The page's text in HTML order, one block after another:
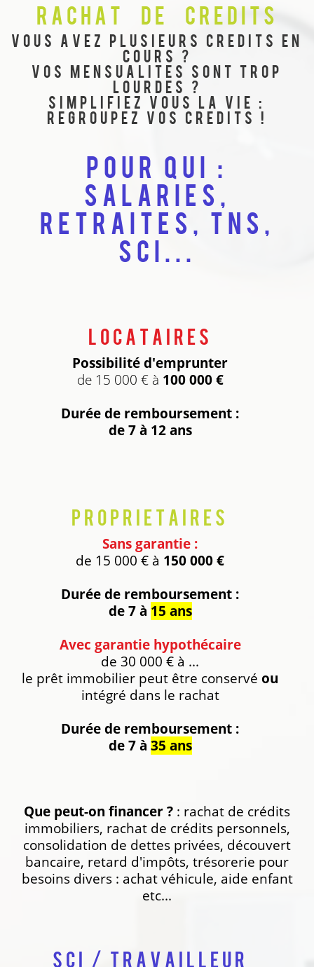
Rachat de credits
Vous avez plusieurs credits en
cours ?
Vos mensualites sont trop
lourdes ?
Simplifiez vous la vie :
regroupez vos credits !
pour qui :
Salaries,
retraites, TNS,
SCI...
Locataires
Possibilité d'emprunter
de 15 000 € à 100 000 €
Durée de remboursement :
de 7 à 12 ans
Proprietaires
Sans garantie :
de 15 000 € à 150 000 €
Durée de remboursement :
de 7 à 15 ans
Avec garantie hypothécaire
de 30 000 € à ...
le prêt immobilier peut être conservé ou
intégré dans le rachat
Durée de remboursement :
de 7 à 35 ans
Que peut-on financer ? : rachat de crédits
immobiliers, rachat de crédits personnels,
consolidation de dettes privées, découvert
bancaire, retard d'impôts, trésorerie pour
besoins divers : achat véhicule, aide enfant
etc...
SCI / Travailleur